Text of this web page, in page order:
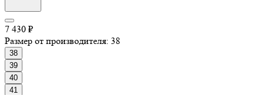
7 430 ₽
Размер от производителя: 38
38
39
40
41